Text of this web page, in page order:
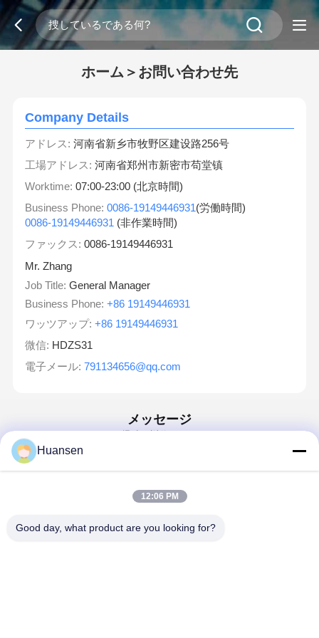
ホーム＞お問い合わせ先
Company Details
アドレス: 河南省新乡市牧野区建设路256号
工場アドレス: 河南省郑州市新密市苟堂镇
Worktime: 07:00-23:00 (北京時間)
Business Phone: 0086-19149446931(労働時間)
0086-19149446931 (非作業時間)
ファックス: 0086-19149446931
Mr. Zhang
Job Title: General Manager
Business Phone: +86 19149446931
ワッツアップ: +86 19149446931
微信: HDZS31
電子メール: 791134656@qq.com
メッセージ
電子メール
要件
Huansen
12:06 PM
Good day, what product are you looking for?